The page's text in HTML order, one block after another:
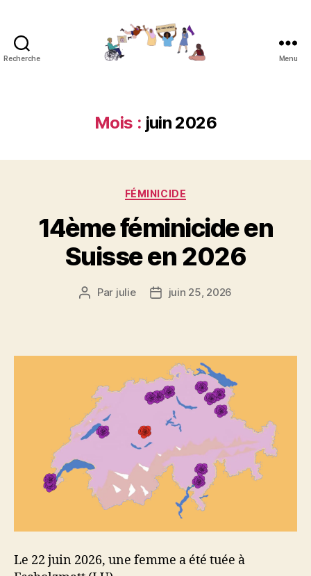
Recherche
féminicides
Menu
Mois : juin 2026
Catégories
FÉMINICIDE
14ème féminicide en
Suisse en 2026
Auteur
Par julie
Datejuin 25, 2026
Le 22 juin 2026, une femme a été tuée à